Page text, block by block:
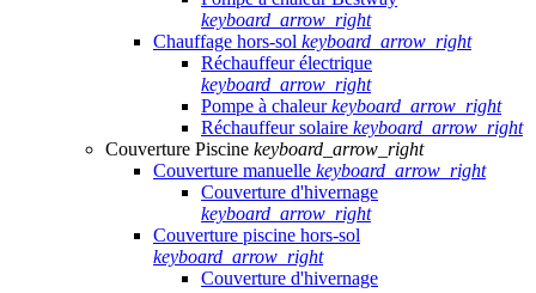
keyboard_arrow_right
Chauffage hors-sol keyboard_arrow_right
Réchauffeur électrique
keyboard_arrow_right
Pompe à chaleurkeyboard_arrow_right
Réchauffeur solaire keyboard_arrow_right
Couverture Piscine keyboard_arrow_right
Couverture manuelle keyboard_arrow_right
Couverture d'hivernage
keyboard_arrow_right
Couverture piscine hors-sol
keyboard_arrow_right
Couverture d'hivernage